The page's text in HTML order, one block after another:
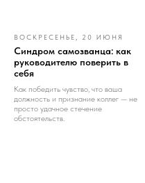
ВОСКРЕСЕНЬЕ, 20 ИЮНЯ
Синдром самозванца: как
руководителю поверить в
себя
Как победить чувство, что ваша
должность и признание коллег — не
просто удачное стечение
обстоятельств.